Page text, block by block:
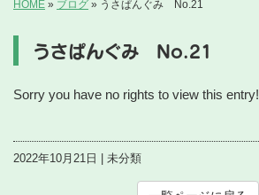
HOME » ブログ » うさぱんぐみ No.21
うさぱんぐみ No.21
Sorry you have no rights to view this entry!
2022年10月21日 | 未分類